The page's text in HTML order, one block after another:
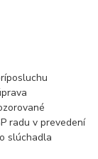
radu v prevedení
slúchadla